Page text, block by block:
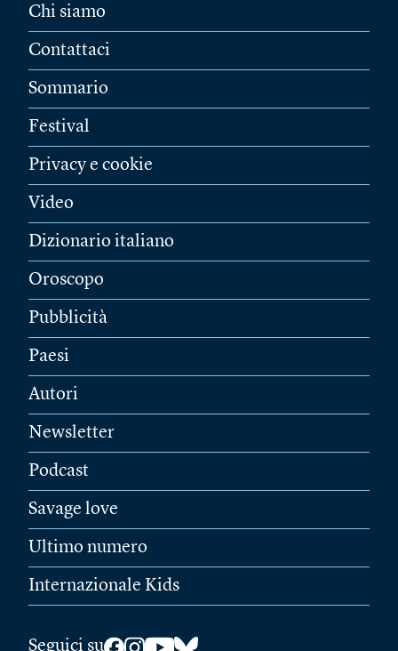
Chi siamo
Contattaci
Sommario
Festival
Privacy e cookie
Video
Dizionario italiano
Oroscopo
Pubblicità
Paesi
Autori
Newsletter
Podcast
Savage love
Ultimo numero
Internazionale Kids
Seguici su